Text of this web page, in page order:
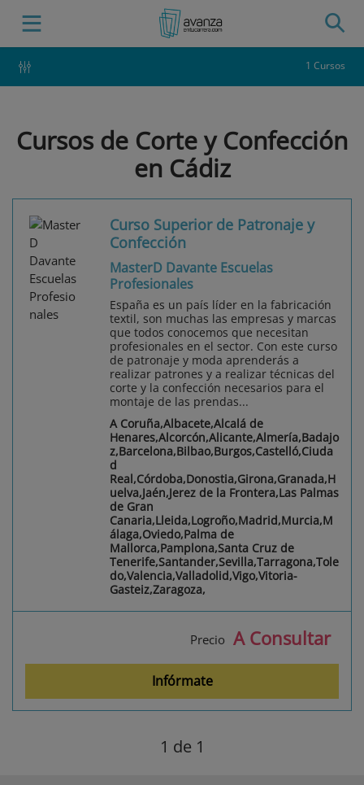
1 Cursos
Cursos de Corte y Confección
en Cádiz
Curso Superior de Patronaje y
Confección
MasterD Davante Escuelas
Profesionales
España es un país líder en la fabricación
textil, son muchas las empresas y marcas
que todos conocemos que necesitan
profesionales en el sector. Con este curso
de patronaje y moda aprenderás a
realizar patrones y a realizar técnicas del
corte y la confección necesarios para el
montaje de las prendas...
A Coruña,Albacete,Alcalá de
Henares,Alcorcón,Alicante,Almería,Badajo
z,Barcelona,Bilbao,Burgos,Castelló,Ciuda
d
Real,Córdoba,Donostia,Girona,Granada,H
uelva,Jaén,Jerez de la Frontera,Las Palmas
de Gran
Canaria,Lleida,Logroño,Madrid,Murcia,M
álaga,Oviedo,Palma de
Mallorca,Pamplona,Santa Cruz de
Tenerife,Santander,Sevilla,Tarragona,Tole
do,Valencia,Valladolid,Vigo,Vitoria-
Gasteiz,Zaragoza,
Precio A Consultar
Infórmate
1 de 1